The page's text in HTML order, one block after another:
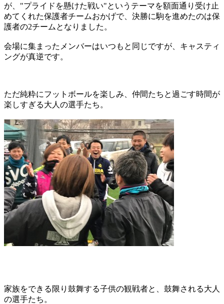
が、"プライドを懸けた戦い"というテーマを額面通り受け止
めてくれた保護者チームおかげで、決勝に駒を進めたのは保
護者の2チームとなりました。
会場に集まったメンバーはいつもと同じですが、キャスティ
ングが真逆です。
ただ純粋にフットボールを楽しみ、仲間たちと過ごす時間が
楽しすぎる大人の選手たち。
家族をできる限り鼓舞する子供の観戦者と、鼓舞される大人
の選手たち。